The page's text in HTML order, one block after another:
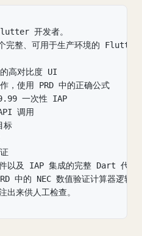
开发者。
完整、可用于生产环境的
高对比度 UI
，使用 PRD 中的正确公式
一次性 IAP
调用
标
件以及 IAP 集成的完整 Dart 代码
中的 NEC 数值验证计算器逻辑。
出来供人工检查。